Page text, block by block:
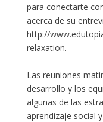
para conectarte
acerca de su
http://
relaxation.
Las reuniones
desarrollo y los
algunas de las
aprendizaje social